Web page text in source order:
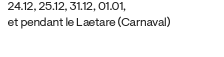
24.12, 25.12, 31.12, 01.01,
et pendant le Laetare (Carnaval)